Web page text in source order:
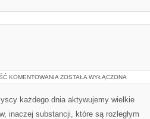
KOMENTOWANIA KRYTE
ZOSTAŁA WYŁĄCZONA
każdego dnia aktywujemy wielkie
inaczej substancji, które są rozległym